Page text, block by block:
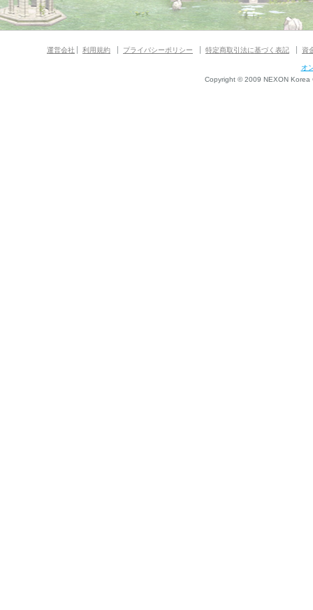
運営会社 利用規約 プライバシーポリシー 特定商取引法に基づく表記 資
オ
Copyright © 2009 NEXON Korea